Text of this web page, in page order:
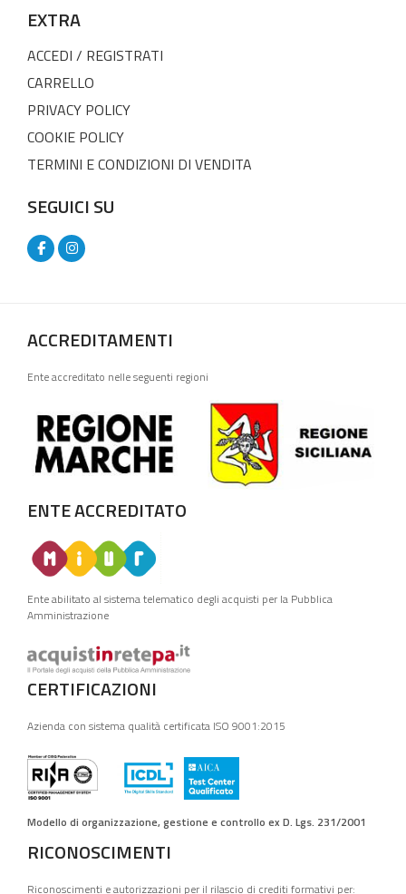
EXTRA
ACCEDI / REGISTRATI
CARRELLO
PRIVACY POLICY
COOKIE POLICY
TERMINI E CONDIZIONI DI VENDITA
SEGUICI SU
ACCREDITAMENTI
Ente accreditato nelle seguenti regioni
ENTE ACCREDITATO
Ente abilitato al sistema telematico degli acquisti per la Pubblica
Amministrazione
CERTIFICAZIONI
Azienda con sistema qualità certificata ISO 9001:2015
Modello di organizzazione, gestione e controllo ex D. Lgs. 231/2001
RICONOSCIMENTI
Riconoscimenti e autorizzazioni per il rilascio di crediti formativi per: